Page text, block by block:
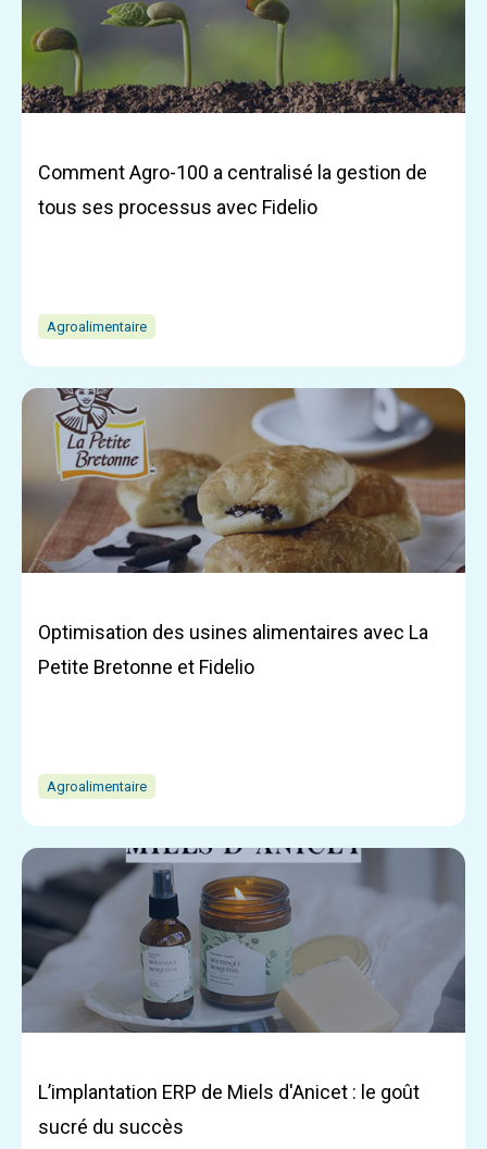
Comment Agro-100 a centralisé la gestion de
tous ses processus avec Fidelio
Agroalimentaire
Optimisation des usines alimentaires avec La
Petite Bretonne et Fidelio
Agroalimentaire
L’implantation ERP de Miels d'Anicet : le goût
sucré du succès